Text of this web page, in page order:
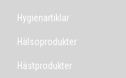
Hygienartiklar
Hälsoprodukter
Hästprodukter